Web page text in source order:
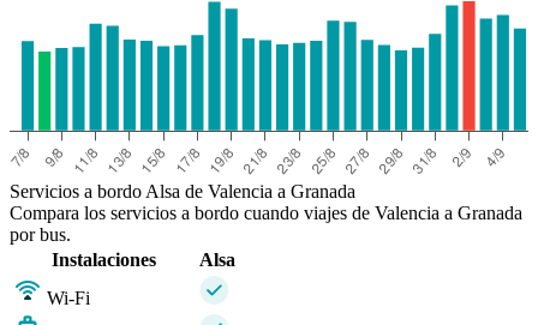
Servicios a bordo Alsa de Valencia a Granada
Compara los servicios a bordo cuando viajes de Valencia a Granada
por bus.
Instalaciones
Alsa
Wi-Fi